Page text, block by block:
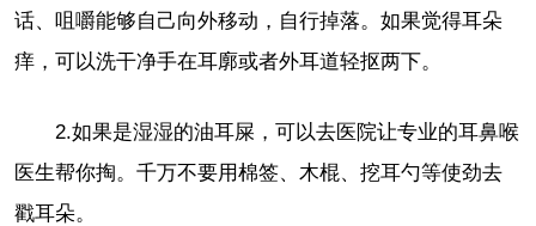
话、咀嚼能够自己向外移动，自行掉落。如果觉得耳朵
痒，可以洗干净手在耳廓或者外耳道轻抠两下。
2.如果是湿湿的油耳屎，可以去医院让专业的耳鼻喉
医生帮你掏。千万不要用棉签、木棍、挖耳勺等使劲去
戳耳朵。